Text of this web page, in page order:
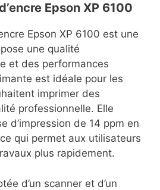
Epson XP 6100
Epson XP 6100 est une
une qualité
et des performances
est idéale pour les
imprimer des
professionnelle. Elle
d’impression de 14 ppm en
qui permet aux utilisateurs
plus rapidement.
d’un scanner et d’un